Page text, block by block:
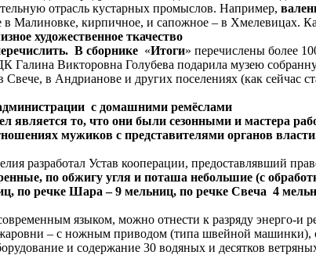
отрасль кустарных промыслов. Например,
в Малиновке, кирпичное, и сапожное – в
художественное ткачество
В сборнике «Итоги» перечислены более
Галина Викторовна Голубева подарила музею
в Андрианове и других поселениях (как сейчас
с домашними ремёслами
является то, что они были сезонными и мастера
мужиков с представителями органов
разработал Устав кооперации, предоставлявший
по обжигу угля и поташа небольшие (с
по речке Шара – 9 мельниц, по речке Свеча 4
языком, можно отнести к разряду
– с ножным приводом (типа швейной
и содержание 30 водяных и десятков